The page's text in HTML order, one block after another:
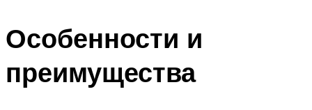
Особенности и
преимущества